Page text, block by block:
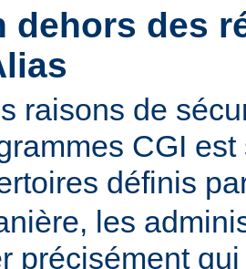
dehors des
raisons de
CGI
définis
les
précisément